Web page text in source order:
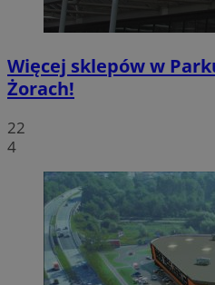
Więcej sklepów w
Żorach!
22
4